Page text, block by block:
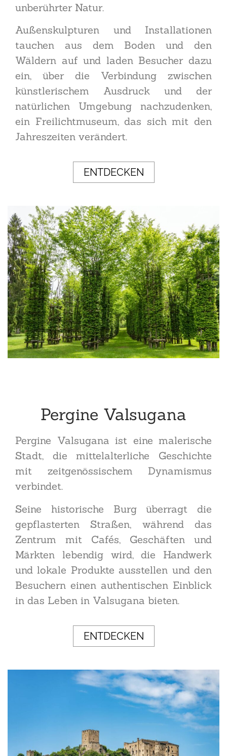
unberührter Natur.
Außenskulpturen und Installationen
tauchen aus dem Boden und den
Wäldern auf und laden Besucher dazu
ein, über die Verbindung zwischen
künstlerischem Ausdruck und der
natürlichen Umgebung nachzudenken,
ein Freilichtmuseum, das sich mit den
Jahreszeiten verändert.
ENTDECKEN
Pergine Valsugana
Pergine Valsugana ist eine malerische
Stadt, die mittelalterliche Geschichte
mit zeitgenössischem Dynamismus
verbindet.
Seine historische Burg überragt die
gepflasterten Straßen, während das
Zentrum mit Cafés, Geschäften und
Märkten lebendig wird, die Handwerk
und lokale Produkte ausstellen und den
Besuchern einen authentischen Einblick
in das Leben in Valsugana bieten.
ENTDECKEN